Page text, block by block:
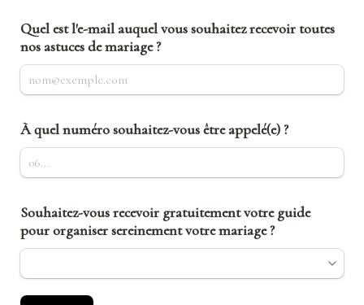
Quel est l'e-mail auquel vous souhaitez recevoir toutes
nos astuces de mariage ?
À quel numéro souhaitez-vous être appelé(e) ?
Souhaitez-vous recevoir gratuitement votre guide
pour organiser sereinement votre mariage ?